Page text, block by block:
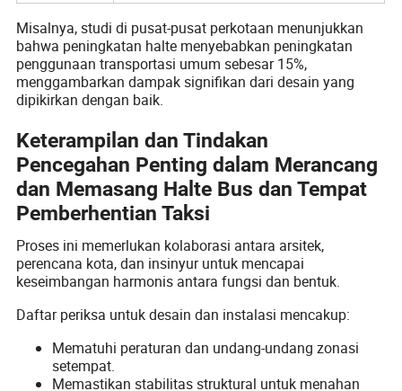
Misalnya, studi di pusat-pusat perkotaan menunjukkan
bahwa peningkatan halte menyebabkan peningkatan
penggunaan transportasi umum sebesar 15%,
menggambarkan dampak signifikan dari desain yang
dipikirkan dengan baik.
Keterampilan dan Tindakan
Pencegahan Penting dalam Merancang
dan Memasang Halte Bus dan Tempat
Pemberhentian Taksi
Proses ini memerlukan kolaborasi antara arsitek,
perencana kota, dan insinyur untuk mencapai
keseimbangan harmonis antara fungsi dan bentuk.
Daftar periksa untuk desain dan instalasi mencakup:
Mematuhi peraturan dan undang-undang zonasi
setempat.
Memastikan stabilitas struktural untuk menahan